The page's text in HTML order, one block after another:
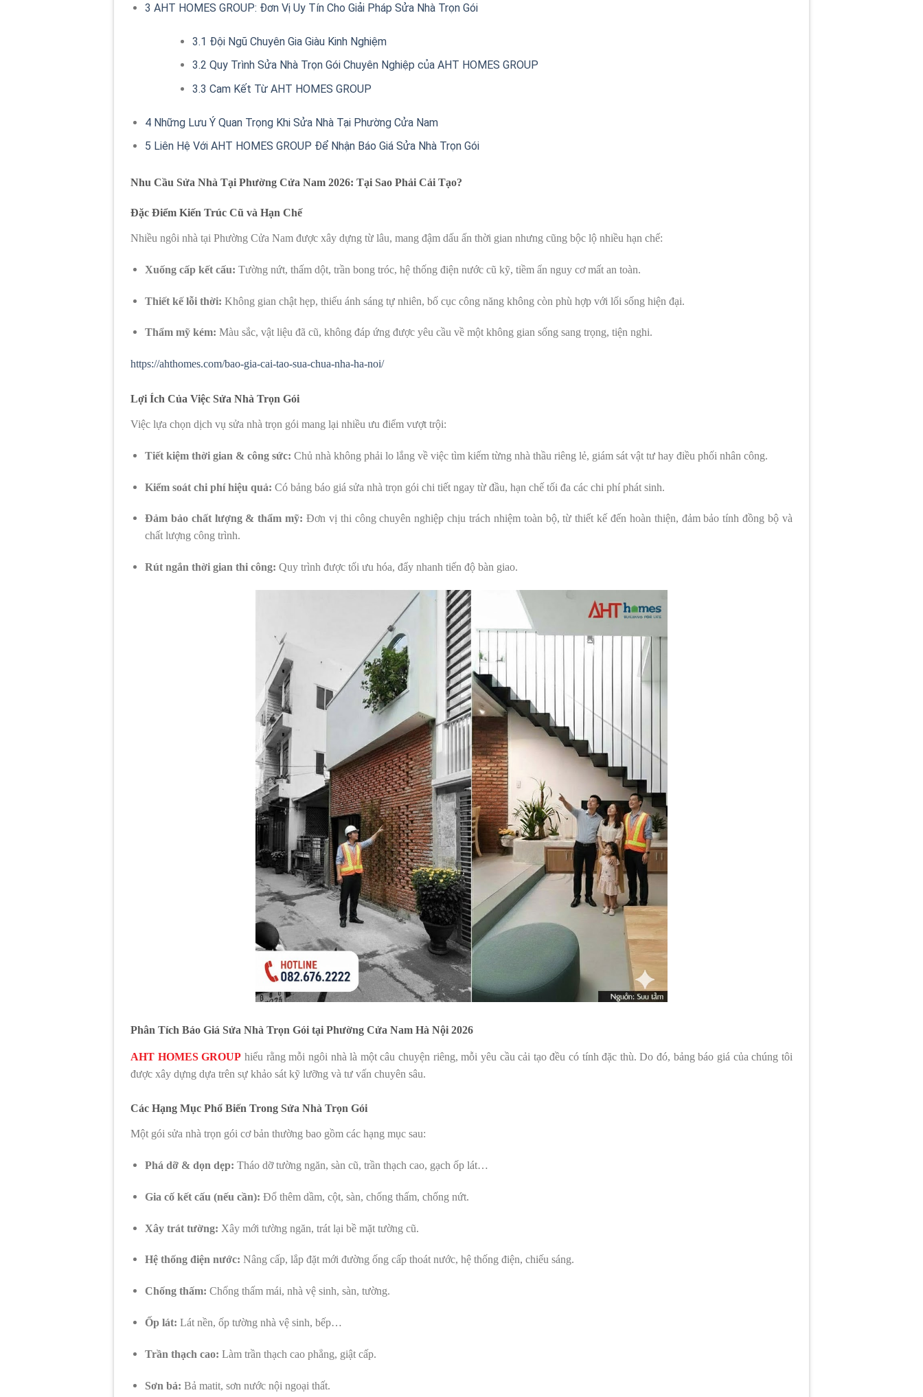
3 AHT HOMES GROUP: Đơn Vị Uy Tín Cho Giải Pháp Sửa Nhà Trọn Gói
3.1 Đội Ngũ Chuyên Gia Giàu Kinh Nghiệm
3.2 Quy Trình Sửa Nhà Trọn Gói Chuyên Nghiệp của AHT HOMES GROUP
3.3 Cam Kết Từ AHT HOMES GROUP
4Những Lưu Ý Quan Trọng Khi Sửa Nhà Tại Phường Cửa Nam
5 Liên Hệ Với AHT HOMES GROUP Để Nhận Báo Giá Sửa Nhà Trọn Gói
Nhu Cầu Sửa Nhà Tại Phường Cửa Nam 2026: Tại Sao Phải Cải Tạo?
Đặc Điểm Kiến Trúc Cũ và Hạn Chế
Nhiều ngôi nhà tại Phường Cửa Nam được xây dựng từ lâu, mang đậm dấu ấn thời gian nhưng cũng bộc lộ nhiều hạn chế:
Xuống cấp kết cấu: Tường nứt, thấm dột, trần bong tróc, hệ thống điện nước cũ kỹ, tiềm ẩn nguy cơ mất an toàn.
Thiết kế lỗi thời: Không gian chật hẹp, thiếu ánh sáng tự nhiên, bố cục công năng không còn phù hợp với lối sống hiện đại.
Thẩm mỹ kém: Màu sắc, vật liệu đã cũ, không đáp ứng được yêu cầu về một không gian sống sang trọng, tiện nghi.
https://ahthomes.com/bao-gia-cai-tao-sua-chua-nha-ha-noi/
Lợi Ích Của Việc Sửa Nhà Trọn Gói
Việc lựa chọn dịch vụ sửa nhà trọn gói mang lại nhiều ưu điểm vượt trội:
Tiết kiệm thời gian & công sức: Chủ nhà không phải lo lắng về việc tìm kiếm từng nhà thầu riêng lẻ, giám sát vật tư hay điều phối nhân công.
Kiểm soát chi phí hiệu quả: Có bảng báo giá sửa nhà trọn gói chi tiết ngay từ đầu, hạn chế tối đa các chi phí phát sinh.
Đảm bảo chất lượng & thẩm mỹ: Đơn vị thi công chuyên nghiệp chịu trách nhiệm toàn bộ, từ thiết kế đến hoàn thiện, đảm bảo tính đồng bộ và
chất lượng công trình.
Rút ngắn thời gian thi công: Quy trình được tối ưu hóa, đẩy nhanh tiến độ bàn giao.
Phân Tích Báo Giá Sửa Nhà Trọn Gói tại Phường Cửa Nam Hà Nội 2026
AHT HOMES GROUP hiểu rằng mỗi ngôi nhà là một câu chuyện riêng, mỗi yêu cầu cải tạo đều có tính đặc thù. Do đó, bảng báo giá của chúng tôi
được xây dựng dựa trên sự khảo sát kỹ lưỡng và tư vấn chuyên sâu.
Các Hạng Mục Phổ Biến Trong Sửa Nhà Trọn Gói
Một gói sửa nhà trọn gói cơ bản thường bao gồm các hạng mục sau:
Phá dỡ & dọn dẹp: Tháo dỡ tường ngăn, sàn cũ, trần thạch cao, gạch ốp lát…
Gia cố kết cấu (nếu cần): Đổ thêm dầm, cột, sàn, chống thấm, chống nứt.
Xây trát tường: Xây mới tường ngăn, trát lại bề mặt tường cũ.
Hệ thống điện nước: Nâng cấp, lắp đặt mới đường ống cấp thoát nước, hệ thống điện, chiếu sáng.
Chống thấm: Chống thấm mái, nhà vệ sinh, sàn, tường.
Ốp lát: Lát nền, ốp tường nhà vệ sinh, bếp…
Trần thạch cao: Làm trần thạch cao phẳng, giật cấp.
Sơn bả: Bả matit, sơn nước nội ngoại thất.